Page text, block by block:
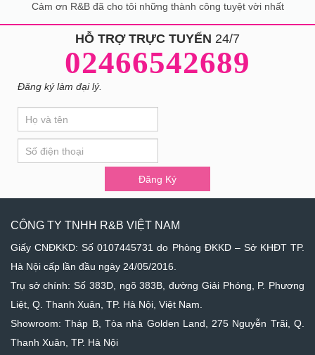
Cảm ơn R&B đã cho tôi những thành công tuyệt vời nhất
HỖ TRỢ TRỰC TUYẾN 24/7
02466542689
Đăng ký làm đại lý.
Đăng
Ký
If
you
are
human,
blank.
Đăng Ký
CÔNG TY TNHH R&B VIỆT NAM
Giấy CNĐKKD: Số 0107445731 do Phòng ĐKKD – Sở KHĐT TP.
Hà Nội cấp lần đầu ngày 24/05/2016.
Trụ sở chính: Số 383D, ngõ 383B, đường Giải Phóng, P. Phương
Liệt, Q. Thanh Xuân, TP. Hà Nội, Việt Nam.
Showroom: Tháp B, Tòa nhà Golden Land, 275 Nguyễn Trãi, Q.
Thanh Xuân, TP. Hà Nội